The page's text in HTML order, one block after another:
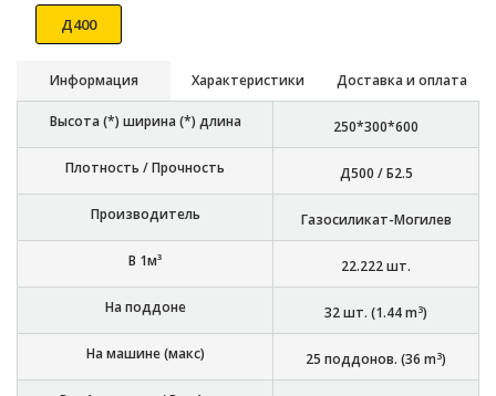
Д400
Информация Характеристики Доставка и оплата
Высота (*) ширина (*) длина 250*300*600
Плотность / Прочность Д500 / Б2.5
Производитель Газосиликат-Могилев
В 1м³ 22.222шт.
На поддоне 32шт. (1.44m3)
На машине (макс) 25 поддонов. (36 m3)